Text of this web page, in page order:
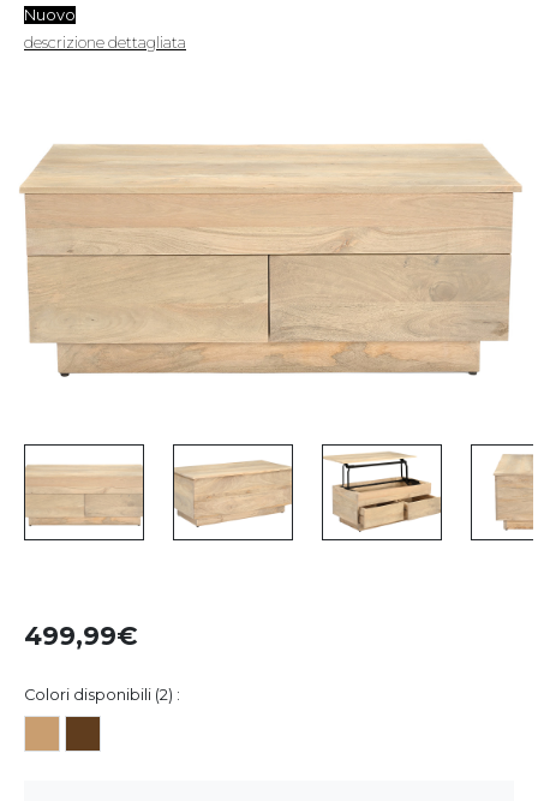
Nuovo
descrizione dettagliata
499,99
Colori disponibili (2) :